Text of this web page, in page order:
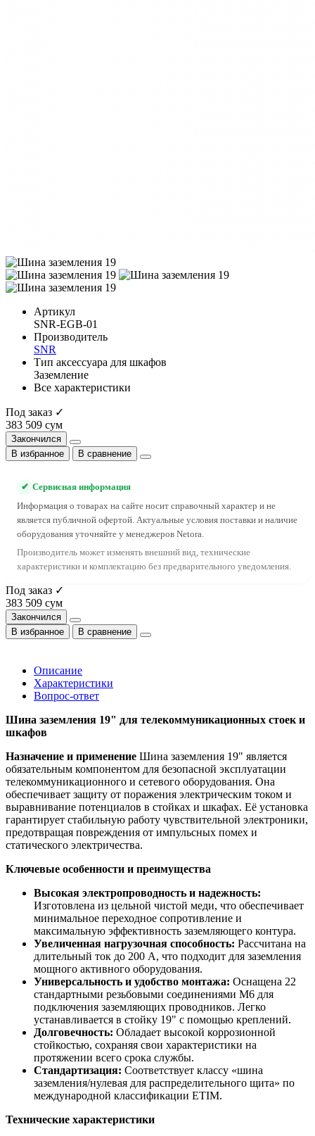
Артикул
SNR-EGB-01
Производитель
SNR
Тип аксессуара для шкафов
Заземление
Все характеристики
Под заказ ✓
383 509 сум
Закончился
В избранное
В сравнение
✔ Сервисная информация
Информация о товарах на сайте носит справочный характер и не
является публичной офертой. Актуальные условия поставки и наличие
оборудования уточняйте у менеджеров Netora.
Производитель может изменять внешний вид, технические
характеристики и комплектацию без предварительного уведомления.
Под заказ ✓
383 509 сум
Закончился
В избранное
В сравнение
Описание
Характеристики
Вопрос-ответ
Шина заземления 19" для телекоммуникационных стоек и
шкафов
Назначение и применение Шина заземления 19" является
обязательным компонентом для безопасной эксплуатации
телекоммуникационного и сетевого оборудования. Она
обеспечивает защиту от поражения электрическим током и
выравнивание потенциалов в стойках и шкафах. Её установка
гарантирует стабильную работу чувствительной электроники,
предотвращая повреждения от импульсных помех и
статического электричества.
Ключевые особенности и преимущества
Высокая электропроводность и надежность:
Изготовлена из цельной чистой меди, что обеспечивает
минимальное переходное сопротивление и
максимальную эффективность заземляющего контура.
Увеличенная нагрузочная способность: Рассчитана на
длительный ток до 200 А, что подходит для заземления
мощного активного оборудования.
Универсальность и удобство монтажа: Оснащена 22
стандартными резьбовыми соединениями М6 для
подключения заземляющих проводников. Легко
устанавливается в стойку 19" с помощью креплений.
Долговечность: Обладает высокой коррозионной
стойкостью, сохраняя свои характеристики на
протяжении всего срока службы.
Стандартизация: Соответствует классу «шина
заземления/нулевая для распределительного щита» по
международной классификации ETIM.
Технические характеристики